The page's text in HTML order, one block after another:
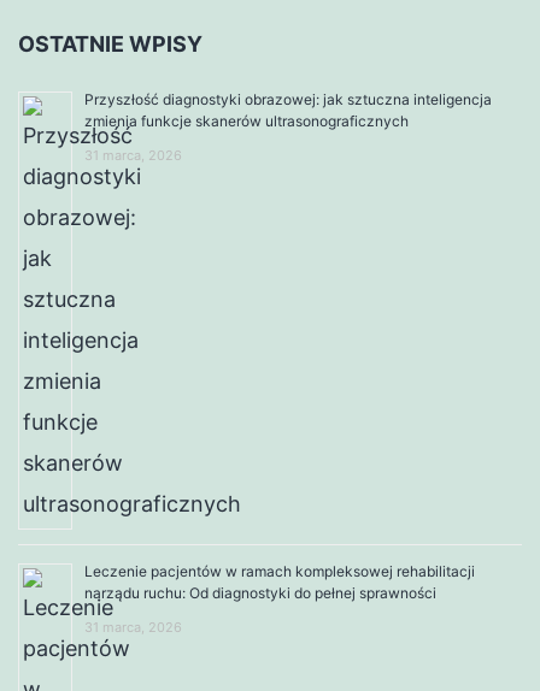
OSTATNIE WPISY
Przyszłość diagnostyki obrazowej: jak sztuczna inteligencja
zmienia funkcje skanerów ultrasonograficznych
31 marca, 2026
Leczenie pacjentów w ramach kompleksowej rehabilitacji
narządu ruchu: Od diagnostyki do pełnej sprawności
31 marca, 2026